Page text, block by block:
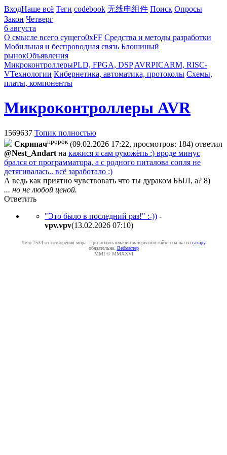
ВходНаше всё Теги codebook 无线电组件 Поиск Опросы
Закон Четверг
6 августа
О смысле всего сущего0xFF Средства и методы разработки
Мобильная и беспроводная связь Блошиный
рынокОбъявления
МикроконтроллерыPLD, FPGA, DSP AVRPICARM, RISC-
VТехнологии Кибернетика, автоматика, протоколы Схемы,
платы, компоненты
Микроконтроллеры AVR
1569637 Топик полностью
Cкpипaчпророк (09.02.2026 17:22, просмотров: 184) ответил
@Nest_Andart на кажися я сам рукожёпь :) вроде минус
брался от программатора, а с родного питалова сопля не
детягивалась.. всё заработало :)
А ведь как приятно чувствовать что ты дураком БЫЛ, а? 8)
... но не любой ценой.
Ответить
"Это было в последний раз!" :-)) -
vpv.vpv(13.02.2026 07:10)
Лето 7534 от сотворения мира. При использовании материалов сайта ссылка на caxapу
обязательна. Вебмастер
MMI © MMXXVI